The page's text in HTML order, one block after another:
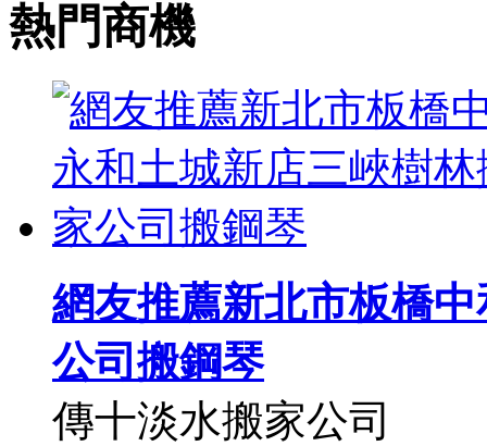
熱門商機
網友推薦新北市板橋
公司搬鋼琴
傳十淡水搬家公司